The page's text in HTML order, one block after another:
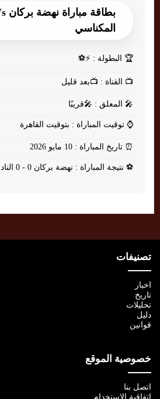
المكناسي
🏆 البطولة : ⚡⚽
📺 القناة : 📺بعد قليل
🎤 المعلق : 🎤قريبًا
⌚ توقيت المباراة : بتوقيت القاهرة
⏰ تاريخ المباراة : 10 مايو 2026
⚽ نتيجة المباراة : نهضة بركان 0 - 0 النادي المكناسي
تصنيفات
اخبار
تاريخ
تحليلات
دليل
قوانين
خصوصية الموقع
اتصل بنا
اتفاقية الإستخدام